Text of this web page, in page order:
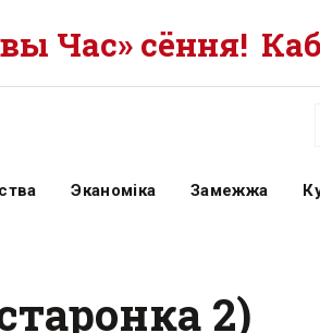
Час» сёння!
Эканоміка Замежжа
2)